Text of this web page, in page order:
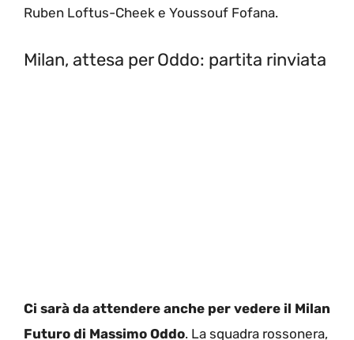
Ruben Loftus-Cheek e Youssouf Fofana.
Milan, attesa per Oddo: partita rinviata
Ci sarà da attendere anche per vedere il Milan
Futuro di Massimo Oddo. La squadra rossonera,